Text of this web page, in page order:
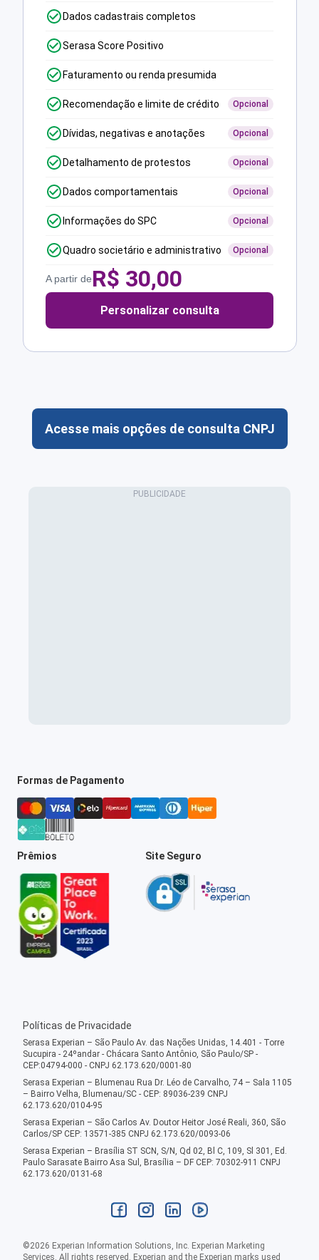
Dados cadastrais completos
Serasa Score Positivo
Faturamento ou renda presumida
Recomendação e limite de crédito Opcional
Dívidas, negativas e anotações Opcional
Detalhamento de protestos Opcional
Dados comportamentais Opcional
Informações do SPC Opcional
Quadro societário e administrativo Opcional
A partir deR$ 30,00
Personalizar consulta
Acesse mais opções de consulta CNPJ
Formas de Pagamento
Prêmios Site Seguro
Políticas de Privacidade
Serasa Experian – São Paulo Av. das Nações Unidas, 14.401 - Torre
Sucupira - 24ºandar - Chácara Santo Antônio, São Paulo/SP -
CEP:04794-000 - CNPJ 62.173.620/0001-80
Serasa Experian – Blumenau Rua Dr. Léo de Carvalho, 74 – Sala 1105
– Bairro Velha, Blumenau/SC - CEP: 89036-239 CNPJ
62.173.620/0104-95
Serasa Experian – São Carlos Av. Doutor Heitor José Reali, 360, São
Carlos/SP CEP: 13571-385 CNPJ 62.173.620/0093-06
Serasa Experian – Brasília ST SCN, S/N, Qd 02, Bl C, 109, Sl 301, Ed.
Paulo Sarasate Bairro Asa Sul, Brasília – DF CEP: 70302-911 CNPJ
62.173.620/0131-68
©2026 Experian Information Solutions, Inc. Experian Marketing
Services. All rights reserved. Experian and the Experian marks used